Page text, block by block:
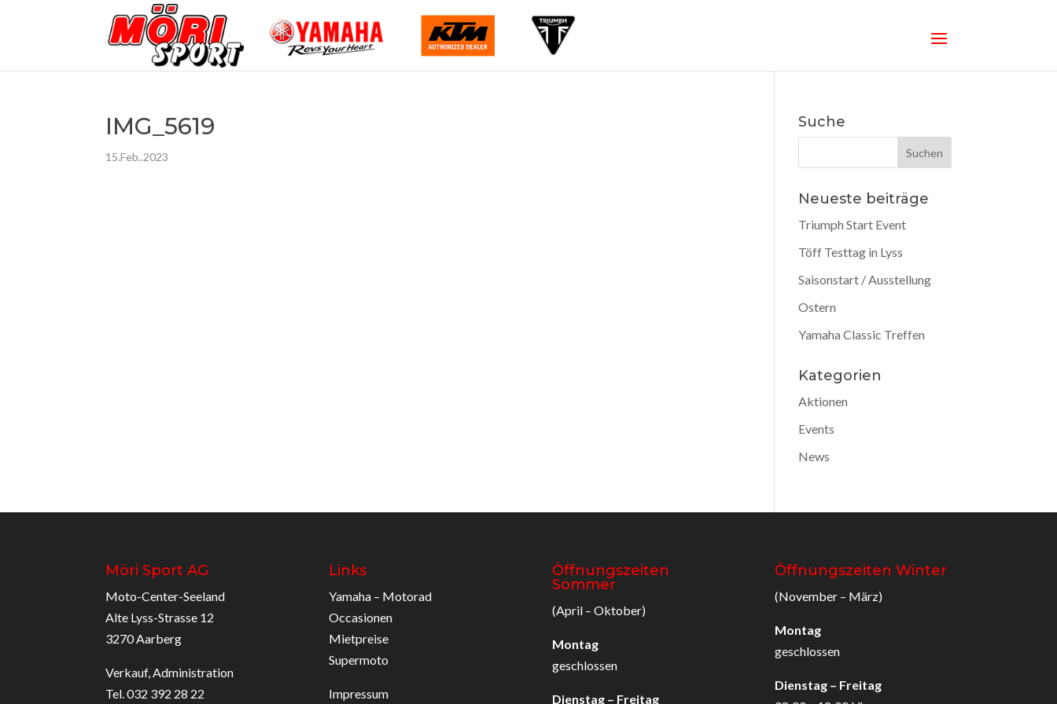
IMG_5619
15.Feb..2023
Suche
Neueste beiträge
Triumph Start Event
Töff Testtag in Lyss
Saisonstart / Ausstellung
Ostern
Yamaha Classic Treffen
Kategorien
Aktionen
Events
News
Möri Sport AG
Moto-Center-Seeland
Alte Lyss-Strasse 12
3270 Aarberg
Verkauf, Administration
Tel. 032 392 28 22
Links
Yamaha – Motorad
Occasionen
Mietpreise
Supermoto
Impressum
Öffnungszeiten
Sommer
(April – Oktober)
Montag
geschlossen
Dienstag – Freitag
Öffnungszeiten Winter
(November – März)
Montag
geschlossen
Dienstag – Freitag